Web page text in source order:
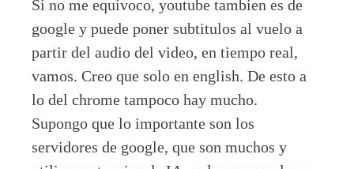
Si no me equivoco, youtube tambien es de
google y puede poner subtitulos al vuelo a
partir del audio del video, en tiempo real,
vamos. Creo que solo en english. De esto a
lo del chrome tampoco hay mucho.
Supongo que lo importante son los
servidores de google, que son muchos y